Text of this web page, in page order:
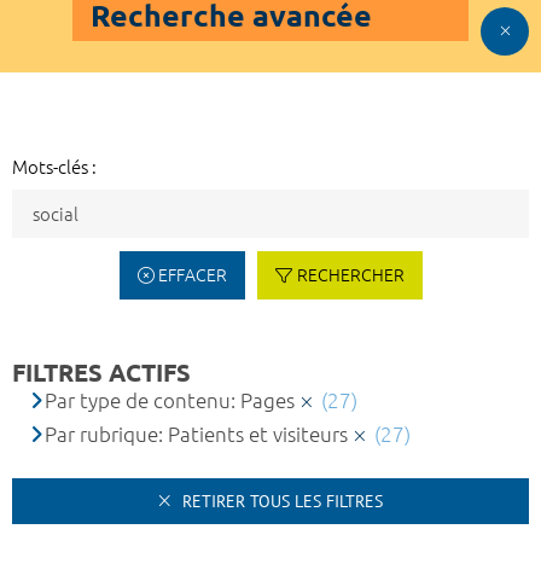
Recherche avancée
Mots-clés :
EFFACER RECHERCHER
FILTRES ACTIFS
Par type de contenu: Pages
(27)
Par rubrique: Patients et visiteurs
(27)
RETIRER TOUS LES FILTRES